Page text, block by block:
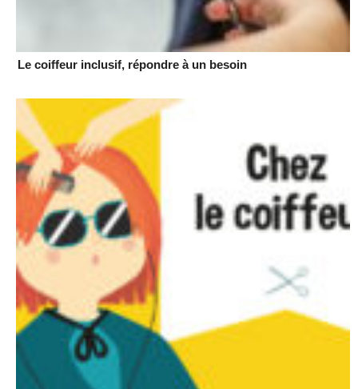
Le coiffeur inclusif, répondre à un besoin